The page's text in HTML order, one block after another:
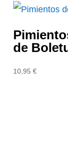
de
10,95€